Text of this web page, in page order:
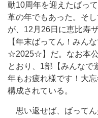
動10周年を迎えたばっ
革の年でもあった。そ
が、12月26日に恵比寿
【年末ばってん！みん
☆2025☆】だ。なお本公
とおり、1部【みんなで
年もお疲れ様です！大
構成されている。
思い返せば、ばってん